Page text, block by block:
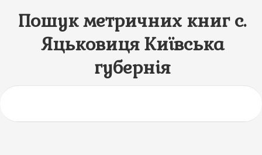
Пошук метричних книг с.
Яцьковиця Київська
губернія